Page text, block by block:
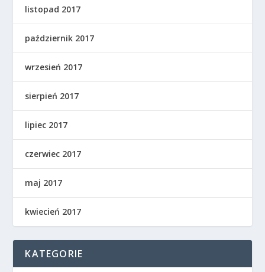
listopad 2017
październik 2017
wrzesień 2017
sierpień 2017
lipiec 2017
czerwiec 2017
maj 2017
kwiecień 2017
KATEGORIE